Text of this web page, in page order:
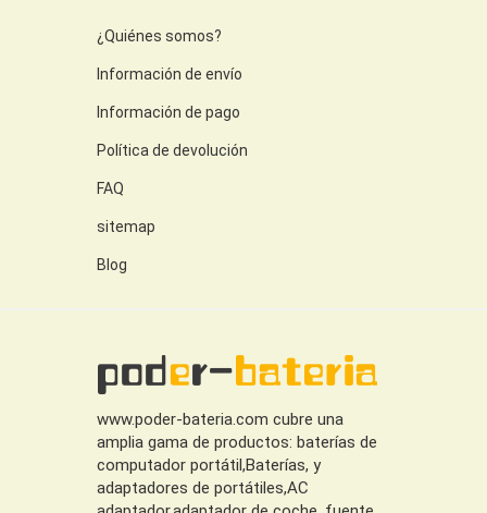
¿Quiénes somos?
Información de envío
Información de pago
Política de devolución
FAQ
sitemap
Blog
www.poder-bateria.com cubre una
amplia gama de productos: baterías de
computador portátil,Baterías, y
adaptadores de portátiles,AC